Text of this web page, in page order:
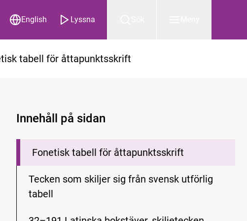
English Lyssna
tabell för åttapunktsskrift
Innehåll på sidan
Fonetisk tabell för åttapunktsskrift
Tecken som skiljer sig från svensk utförlig
tabell